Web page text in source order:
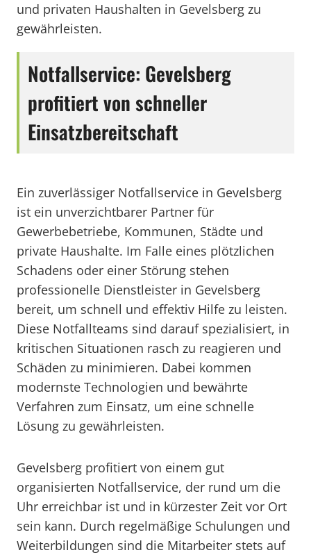
und privaten Haushalten in Gevelsberg zu
gewährleisten.
Notfallservice: Gevelsberg
profitiert von schneller
Einsatzbereitschaft
Ein zuverlässiger Notfallservice in Gevelsberg
ist ein unverzichtbarer Partner für
Gewerbebetriebe, Kommunen, Städte und
private Haushalte. Im Falle eines plötzlichen
Schadens oder einer Störung stehen
professionelle Dienstleister in Gevelsberg
bereit, um schnell und effektiv Hilfe zu leisten.
Diese Notfallteams sind darauf spezialisiert, in
kritischen Situationen rasch zu reagieren und
Schäden zu minimieren. Dabei kommen
modernste Technologien und bewährte
Verfahren zum Einsatz, um eine schnelle
Lösung zu gewährleisten.
Gevelsberg profitiert von einem gut
organisierten Notfallservice, der rund um die
Uhr erreichbar ist und in kürzester Zeit vor Ort
sein kann. Durch regelmäßige Schulungen und
Weiterbildungen sind die Mitarbeiter stets auf